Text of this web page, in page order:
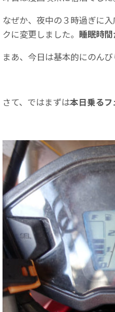
なぜか、夜中の３時過ぎに
クに変更しました。 睡眠時
まあ、今日は基本的にのん
さて、ではまずは本日乗るフ